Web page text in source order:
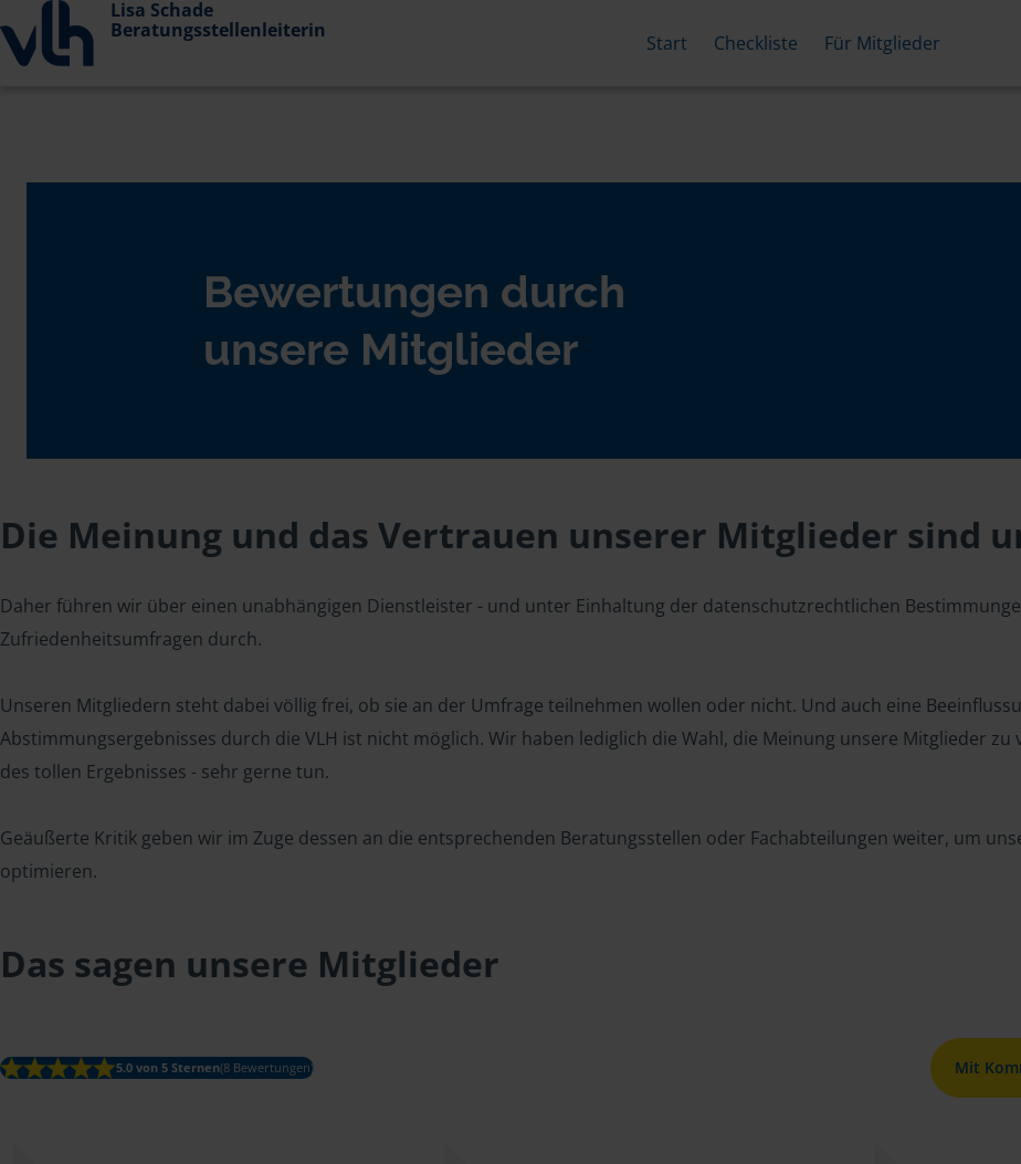
Lisa Schade
Beratungsstellenleiterin
Start Checkliste Für Mitglieder
Bewertungen durch
unsere Mitglieder
Die Meinung und das Vertrauen unserer Mitglieder sind
Daher führen wir über einen unabhängigen Dienstleister - und unter Einhaltung der datenschutzrechtlichen
Zufriedenheitsumfragen durch.
Unseren Mitgliedern steht dabei völlig frei, ob sie an der Umfrage teilnehmen wollen oder nicht. Und auch eine
Abstimmungsergebnisses durch die VLH ist nicht möglich. Wir haben lediglich die Wahl, die Meinung unsere Mitglieder
des tollen Ergebnisses - sehr gerne tun.
Geäußerte Kritik geben wir im Zuge dessen an die entsprechenden Beratungsstellen oder Fachabteilungen weiter, um
optimieren.
Das sagen unsere Mitglieder
5.0 von 5 Sternen(8 Bewertungen) Mit